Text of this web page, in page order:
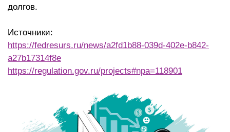
долгов.
Источники:
https://fedresurs.ru/news/a2fd1b88-039d-402e-b842-
a27b17314f8e
https://regulation.gov.ru/projects#npa=118901